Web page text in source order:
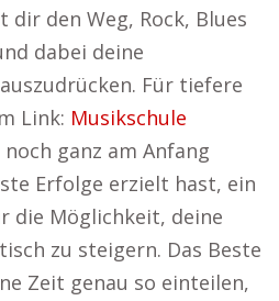
den Weg, Rock, Blues
dabei deine
Für tiefere
Link: Musikschule
noch ganz am Anfang
Erfolge erzielt hast, ein
die Möglichkeit, deine
zu steigern. Das Beste
Zeit genau so einteilen,